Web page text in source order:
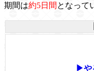
期間は約5日間 となって
▶や